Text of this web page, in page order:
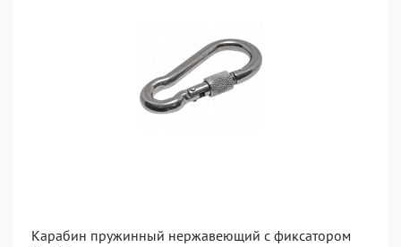
Карабин пружинный нержавеющий с фиксатором